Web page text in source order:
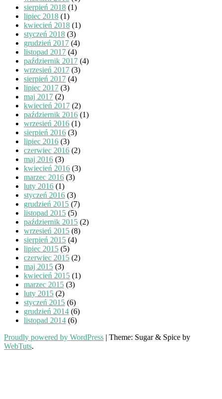
sierpień 2018 (1)
lipiec 2018 (1)
kwiecień 2018 (1)
styczeń 2018 (3)
grudzień 2017 (4)
listopad 2017 (4)
październik 2017 (4)
wrzesień 2017 (3)
sierpień 2017 (4)
lipiec 2017 (3)
maj 2017 (2)
kwiecień 2017 (2)
październik 2016 (1)
wrzesień 2016 (1)
sierpień 2016 (3)
lipiec 2016 (3)
czerwiec 2016 (2)
maj 2016 (3)
kwiecień 2016 (3)
marzec 2016 (3)
luty 2016 (1)
styczeń 2016 (3)
grudzień 2015 (7)
listopad 2015 (5)
październik 2015 (2)
wrzesień 2015 (8)
sierpień 2015 (4)
lipiec 2015 (5)
czerwiec 2015 (2)
maj 2015 (3)
kwiecień 2015 (1)
marzec 2015 (3)
luty 2015 (2)
styczeń 2015 (6)
grudzień 2014 (6)
listopad 2014 (6)
Proudly powered by WordPress | Theme: Sugar & Spice by
WebTuts.